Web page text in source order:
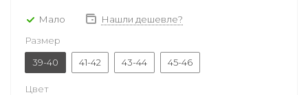
Мало
Нашли дешевле?
Размер
39-40
41-42 43-44 45-46
Цвет